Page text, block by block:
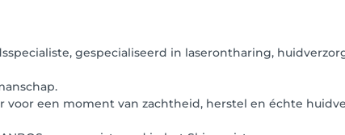
gespecialiseerd in laserontharing,
voor een moment van zachtheid, herstel en échte